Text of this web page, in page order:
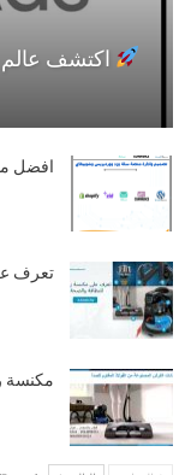
اكتشف عالم
افضل
تعرف
مكنسة